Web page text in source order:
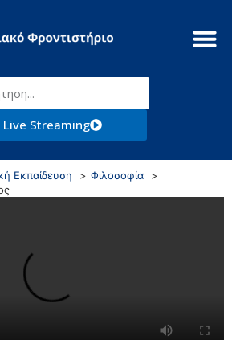
Live Streaming
Εκπαίδευση
Φιλοσοφία